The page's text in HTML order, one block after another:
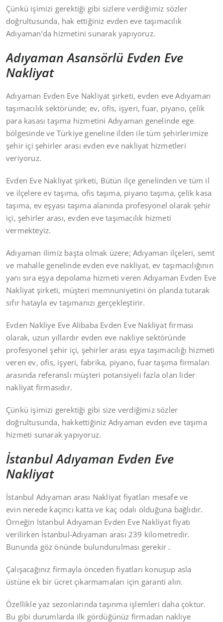
Çünkü işimizi gerektiği gibi sizlere verdiğimiz sözler
doğrultusunda, hak ettiğiniz evden eve taşımacılık
Adıyaman’da hizmetini sunarak yapıyoruz.
Adıyaman Asansörlü Evden Eve
Nakliyat
Adıyaman Evden Eve Nakliyat şirketi, evden eve Adıyaman
taşımacılık sektöründe; ev, ofis, işyeri, fuar, piyano, çelik
para kasası taşıma hizmetini Adıyaman genelinde ege
bölgesinde ve Türkiye geneline ilden ile tüm şehirlerimize
şehir içi şehirler arası evden eve nakliyat hizmetleri
veriyoruz.
Evden Eve Nakliyat şirketi, Bütün ilçe genelinden ve tüm il
ve ilçelere ev taşıma, ofis taşıma, piyano taşıma, çelik kasa
taşıma, ev eşyası taşıma alanında profesyonel olarak şehir
içi, şehirler arası, evden eve taşımacılık hizmeti
vermekteyiz.
Adıyaman ilimiz başta olmak üzere; Adıyaman ilçeleri, semt
ve mahalle genelinde evden eve nakliyat, ev taşımacılığının
yanı sıra eşya depolama hizmeti veren Adıyaman Evden Eve
Nakliyat şirketi, müşteri memnuniyetini ön planda tutarak
sıfır hatayla ev taşımanızı gerçekleştirir.
Evden Nakliye Eve Alibaba Evden Eve Nakliyat firması
olarak, uzun yıllardır evden eve nakliye sektöründe
profesyonel şehir içi, şehirler arası eşya taşımacılığı hizmeti
veren ev, ofis, işyeri, fabrika, piyano, fuar taşıma firmaları
arasında referanslı müşteri potansiyeli fazla olan lider
nakliyat firmasıdır.
Çünkü işimizi gerektiği gibi size verdiğimiz sözler
doğrultusunda, hakkettiğiniz Adıyaman evden eve taşıma
hizmeti sunarak yapıyoruz.
İstanbul Adıyaman Evden Eve
Nakliyat
İstanbul Adıyaman arası Nakliyat fiyatları mesafe ve
evin nerede kaçıncı katta ve kaç odalı olduğuna bağlıdır.
Örneğin İstanbul Adıyaman Evden Eve Nakliyat fiyatı
verilirken İstanbul-Adıyaman arası 239 kilometredir.
Bununda göz önünde bulundurulması gerekir .
Çalışacağınız firmayla önceden fiyatları konuşup asla
üstüne ek bir ücret çıkarmamaları için garanti alın.
Özellikle yaz sezonlarında taşınma işlemleri daha çoktur.
Bu gibi durumlarda ilk gördüğünüz firmadan nakliye